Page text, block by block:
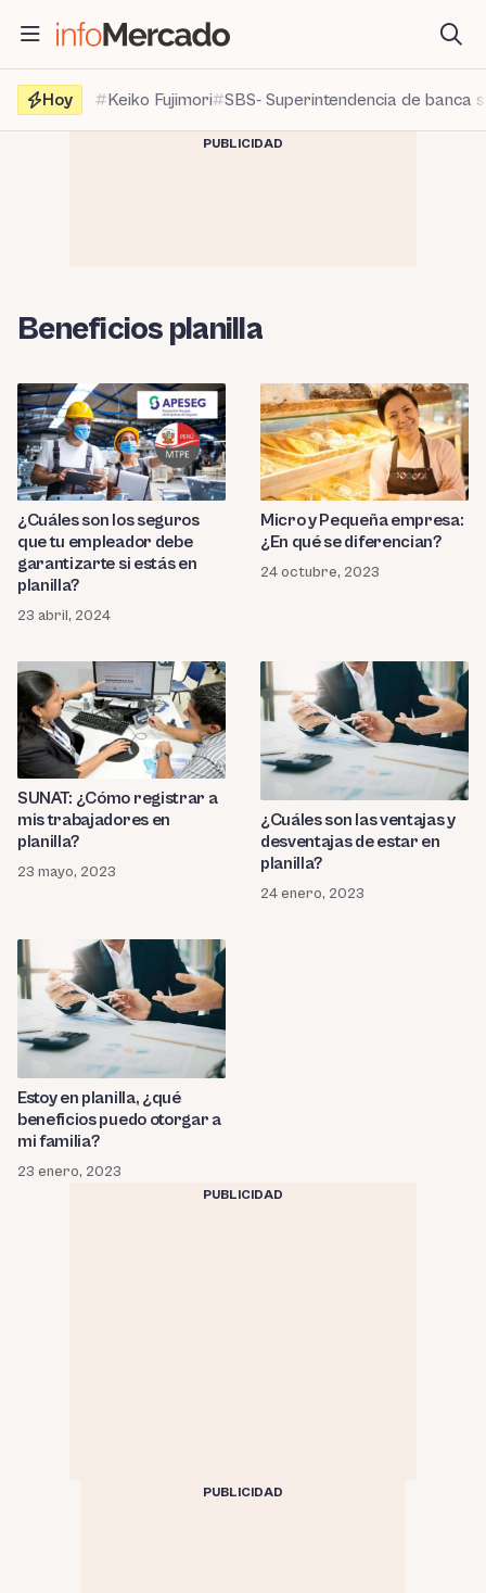
contenido
Hoy
Keiko Fujimori SBS- Superintendencia de banca
PUBLICIDAD
Beneficios planilla
¿Cuáles son los seguros
que tu empleador debe
garantizarte si estás en
planilla?
23 abril, 2024
Micro y Pequeña empresa:
¿En qué se diferencian?
24 octubre, 2023
SUNAT: ¿Cómo registrar a
mis trabajadores en
planilla?
23 mayo, 2023
¿Cuáles son las ventajas y
desventajas de estar en
planilla?
24 enero, 2023
Estoy en planilla, ¿qué
beneficios puedo otorgar a
mi familia?
23 enero, 2023
PUBLICIDAD
PUBLICIDAD